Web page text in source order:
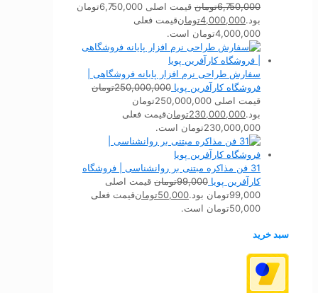
6,750,000تومان
قیمت اصلی 6,750,000تومان
بود.4,000,000تومانقیمت فعلی
4,000,000تومان است.
سفارش طراحی نرم افزار پایانه فروشگاهی |
فروشگاه کارآفرین پویا 250,000,000تومان
قیمت اصلی 250,000,000تومان
بود.230,000,000تومانقیمت فعلی
230,000,000تومان است.
31 فن مذاکره مبتنی بر روانشناسی | فروشگاه
کارآفرین پویا 99,000تومان قیمت اصلی
99,000تومان بود.
50,000تومانقیمت فعلی
50,000تومان است.
سبد خرید